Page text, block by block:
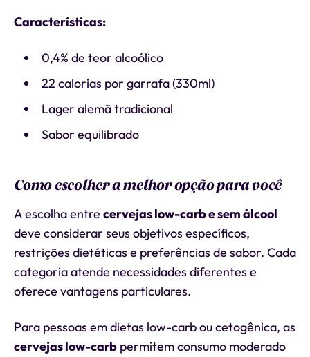
Características:
0,4% de teor alcoólico
22 calorias por garrafa (330ml)
Lager alemã tradicional
Sabor equilibrado
Como escolher a melhor opção para você
A escolha entre cervejas low-carb e sem álcool
deve considerar seus objetivos específicos,
restrições dietéticas e preferências de sabor. Cada
categoria atende necessidades diferentes e
oferece vantagens particulares.
Para pessoas em dietas low-carb ou cetogênica, as
cervejas low-carb permitem consumo moderado